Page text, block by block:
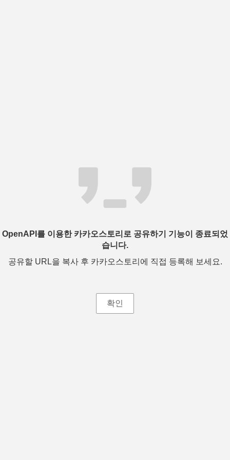
OpenAPI를 이용한 카카오스토리로 공유하기 기능이 종료되었
습니다.
공유할 URL을 복사 후 카카오스토리에 직접 등록해 보세요.
확인